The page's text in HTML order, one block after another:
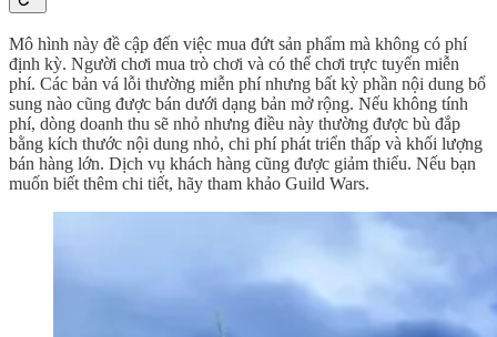
Mô hình này đề cập đến việc mua đứt sản phẩm mà không có phí
định kỳ. Người chơi mua trò chơi và có thể chơi trực tuyến miễn
phí. Các bản vá lỗi thường miễn phí nhưng bất kỳ phần nội dung bổ
sung nào cũng được bán dưới dạng bản mở rộng. Nếu không tính
phí, dòng doanh thu sẽ nhỏ nhưng điều này thường được bù đắp
bằng kích thước nội dung nhỏ, chi phí phát triển thấp và khối lượng
bán hàng lớn. Dịch vụ khách hàng cũng được giảm thiểu. Nếu bạn
muốn biết thêm chi tiết, hãy tham khảo Guild Wars.